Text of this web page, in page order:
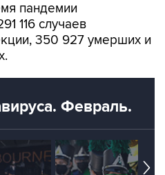
пандемии
116 случаев
350 927 умерших и
Февраль.